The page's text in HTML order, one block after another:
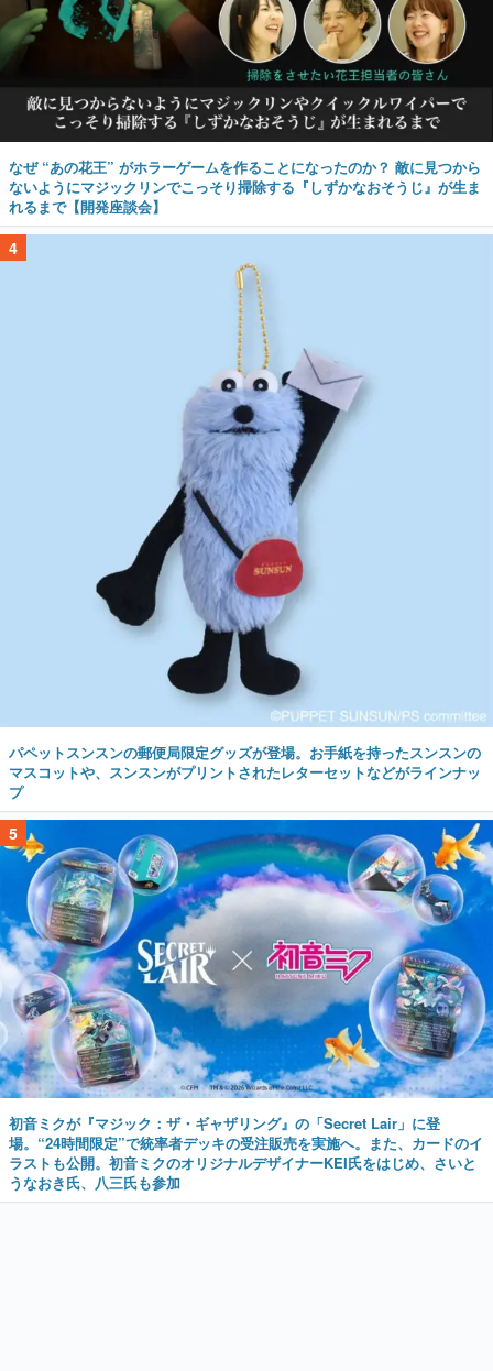
なぜ “あの花王” がホラーゲームを作ることになったのか？ 敵に見つから
ないようにマジックリンでこっそり掃除する『しずかなおそうじ』が生ま
れるまで【開発座談会】
4
パペットスンスンの郵便局限定グッズが登場。お手紙を持ったスンスンの
マスコットや、スンスンがプリントされたレターセットなどがラインナッ
プ
5
初音ミクが『マジック：ザ・ギャザリング』の「Secret Lair」に登
場。“24時間限定”で統率者デッキの受注販売を実施へ。また、カードのイ
ラストも公開。初音ミクのオリジナルデザイナーKEI氏をはじめ、さいと
うなおき氏、八三氏も参加